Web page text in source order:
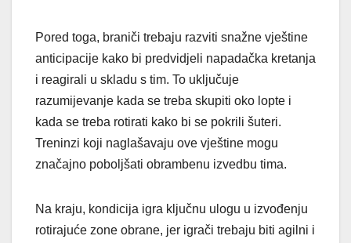
Pored toga, braniči trebaju razviti snažne vještine
anticipacije kako bi predvidjeli napadačka kretanja
i reagirali u skladu s tim. To uključuje
razumijevanje kada se treba skupiti oko lopte i
kada se treba rotirati kako bi se pokrili šuteri.
Treninzi koji naglašavaju ove vještine mogu
značajno poboljšati obrambenu izvedbu tima.
Na kraju, kondicija igra ključnu ulogu u izvođenju
rotirajuće zone obrane, jer igrači trebaju biti agilni i